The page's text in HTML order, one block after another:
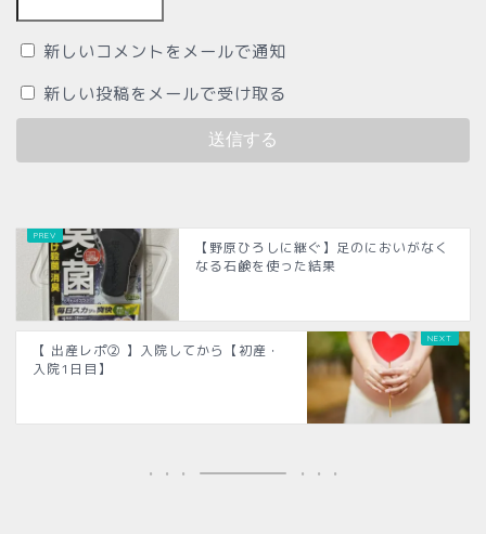
新しいコメントをメールで通知
新しい投稿をメールで受け取る
【野原ひろしに継ぐ】足のにおいがなく
なる石鹸を使った結果
【 出産レポ② 】入院してから【初産・
入院1日目】